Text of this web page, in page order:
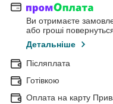
Ви отримаєте
або гроші
Детальніше
Післяплата
Готівкою
Оплата на карту